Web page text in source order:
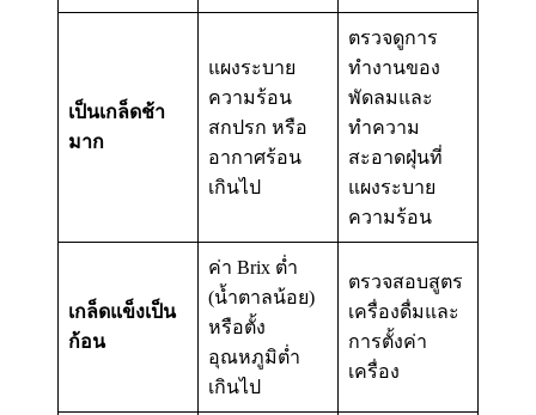
เป็นเกล็ดช้า
มาก
แผงระบาย
ความร้อน
สกปรก หรือ
อากาศร้อน
เกินไป
ตรวจดูการ
ทำงานของ
พัดลมและ
ทำความ
สะอาดฝุ่นที่
แผงระบาย
ความร้อน
เกล็ดแข็งเป็น
ก้อน
ค่า Brix ต่ำ
(น้ำตาลน้อย)
หรือตั้ง
อุณหภูมิต่ำ
เกินไป
ตรวจสอบสูตร
เครื่องดื่มและ
การตั้งค่า
เครื่อง